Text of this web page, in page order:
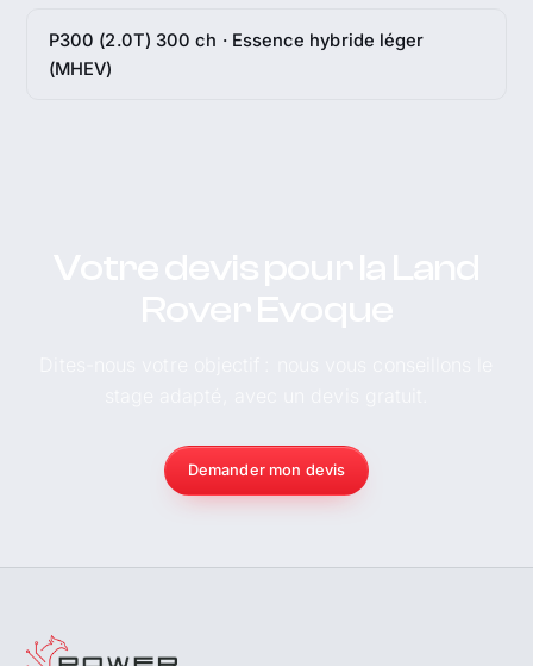
P300 (2.0T) 300 ch · Essence hybride léger
(MHEV)
Demander mon devis